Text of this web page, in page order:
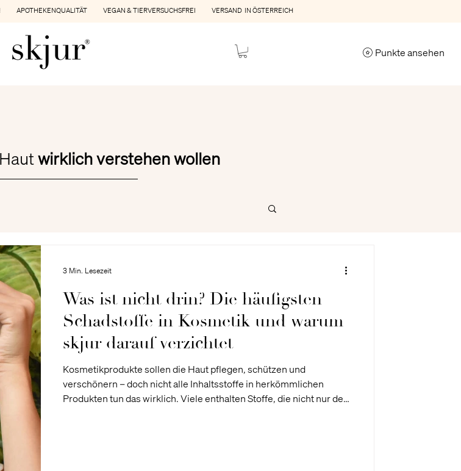
APOTHEKENQUALITÄT VEGAN & TIERVERSUCHSFREI VERSAND IN ÖSTERREICH
Punkte ansehen
wirklich verstehen wollen
Was ist nicht drin? Die häufigsten
Schadstoffe in Kosmetik und warum
skjur darauf verzichtet
Kosmetikprodukte sollen die Haut pflegen, schützen und
verschönern – doch nicht alle Inhaltsstoffe in herkömmlichen
Produkten tun das wirklich. Viele enthalten Stoffe, die nicht nur der
3 Min. Lesezeit